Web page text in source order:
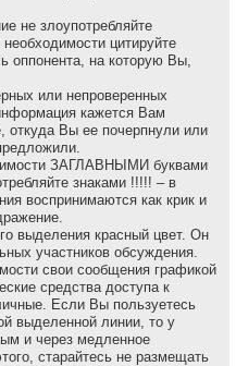
не злоупотребляйте
цитируйте
оппонента, на которую Вы,
или непроверенных
кажется Вам
откуда Вы ее почерпнули или
ЗАГЛАВНЫМИ буквами
знаками !!!!! – в
воспринимаются как крик и
выделения красный цвет. Он
участников обсуждения.
свои сообщения графикой
средства доступа к
Если Вы пользуетесь
выделенной линии, то у
и через медленное
старайтесь не размещать